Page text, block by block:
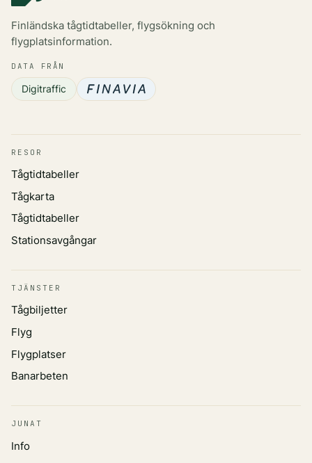
Finländska tågtidtabeller, flygsökning och
flygplatsinformation.
DATA FRÅN
Digitraffic
RESOR
Tågtidtabeller
Tågkarta
Tågtidtabeller
Stationsavgångar
TJÄNSTER
Tågbiljetter
Flyg
Flygplatser
Banarbeten
JUNAT
Info